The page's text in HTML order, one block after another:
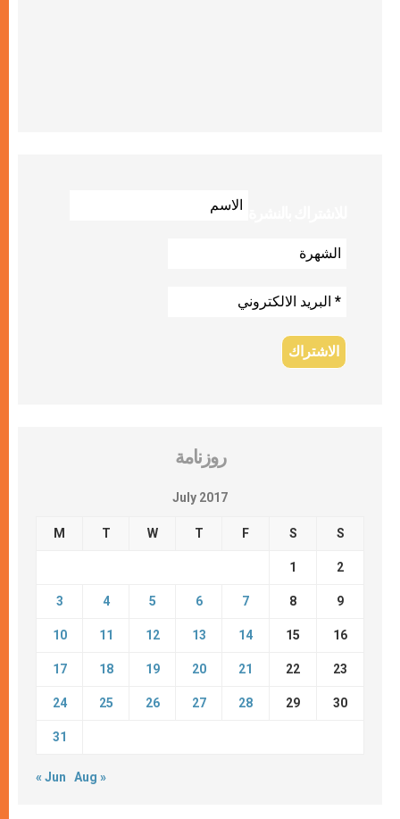
روزنامة
July 2017
M T W T F S S
1 2
3 4 5 6 7 8 9
10 11 12 13 14 15 16
17 18 19 20 21 22 23
24 25 26 27 28 29 30
31
« Jun Aug »